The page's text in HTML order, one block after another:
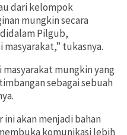
dari kelompok
mungkin secara
Pilgub,
tukasnya.
masyarakat mungkin yang
sebagai sebuah
ini akan menjadi bahan
komunikasi lebih